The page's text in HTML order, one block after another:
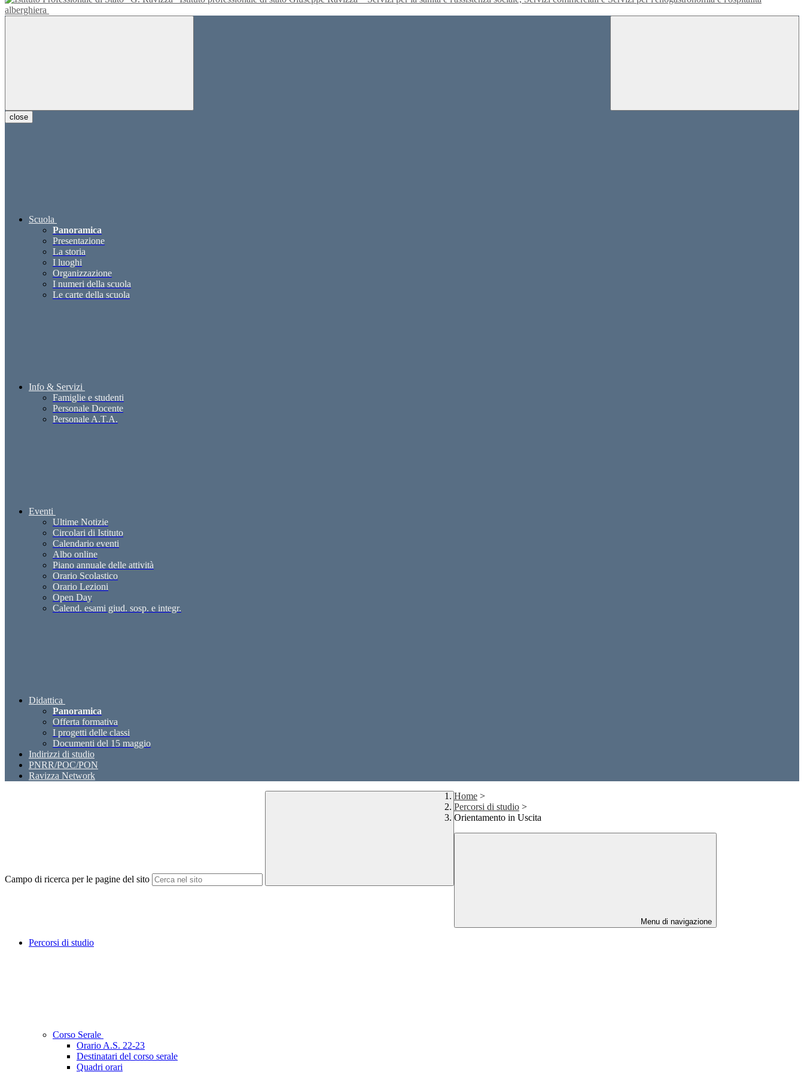
alberghiera
close
Scuola
Panoramica
Presentazione
La storia
I luoghi
Organizzazione
I numeri della scuola
Le carte della scuola
Info & Servizi
Famiglie e studenti
Personale Docente
Personale A.T.A.
Eventi
Ultime Notizie
Circolari di Istituto
Calendario eventi
Albo online
Piano annuale delle attività
Orario Scolastico
Orario Lezioni
Open Day
Calend. esami giud. sosp. e integr.
Didattica
Panoramica
Offerta formativa
I progetti delle classi
Documenti del 15 maggio
Indirizzi di studio
PNRR/POC/PON
Ravizza Network
Campo di ricerca per le pagine del sito
Home >
Percorsi di studio >
Orientamento in Uscita
Menu di navigazione
Percorsi di studio
Corso Serale
Orario A.S. 22-23
Destinatari del corso serale
Quadri orari